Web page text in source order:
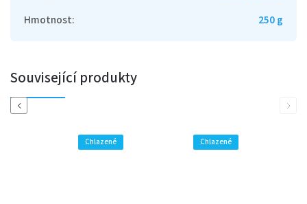
Hmotnost: 250 g
Související produkty
Previous
Chlazené Chlazené
Next